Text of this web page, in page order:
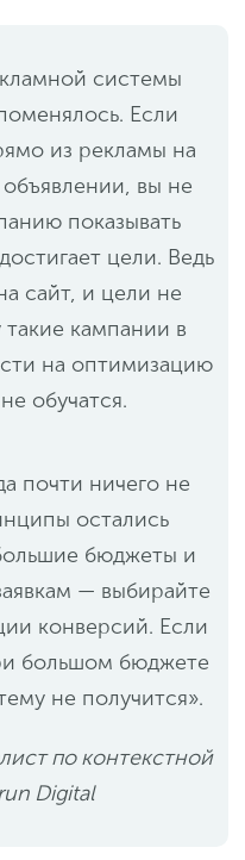
системы
Если
из рекламы на
вы не
показывать
цели. Ведь
сайт, и цели не
кампании в
на оптимизацию
обучатся.
почти ничего не
остались
бюджеты и
— выбирайте
конверсий. Если
большом бюджете
не получится».
по контекстной
Digital